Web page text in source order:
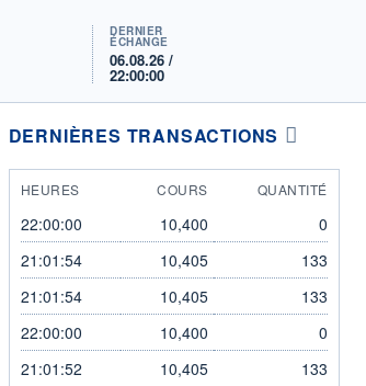
DERNIER
ÉCHANGE
06.08.26 /
22:00:00
DERNIÈRES TRANSACTIONS
HEURES COURS QUANTITÉ
22:00:00 10,400
0
21:01:54
10,405
133
21:01:54
10,405
133
22:00:00
10,400
0
21:01:52
10,405 133